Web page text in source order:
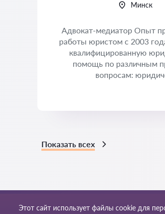
Минск
Адвокат-медиатор Опыт
работы юристом с 2003
квалифицированную
помощь по различным
вопросам:
Показать всех
© 2026 Yur-24by Правила
Этот сайт использует файлы cookie для